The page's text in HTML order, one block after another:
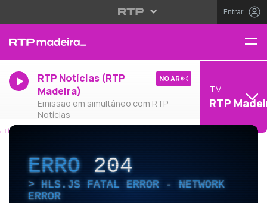
Entrar
RTP Notícias (RTP
Madeira)
Emissão em simultâneo com RTP
Notícias
NO AR
TV
RTP
ERRO204
HLS.JS FATAL ERROR - NETWORK
ERROR